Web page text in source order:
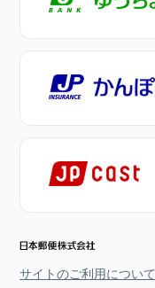
サイトのご利用について